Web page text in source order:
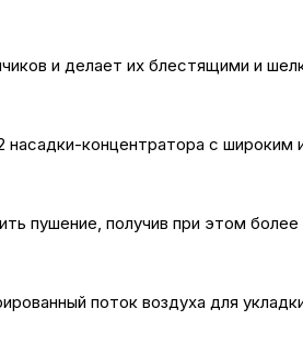
и делает их блестящими и
концентратора с
пушение, получив при этом
поток воздуха для